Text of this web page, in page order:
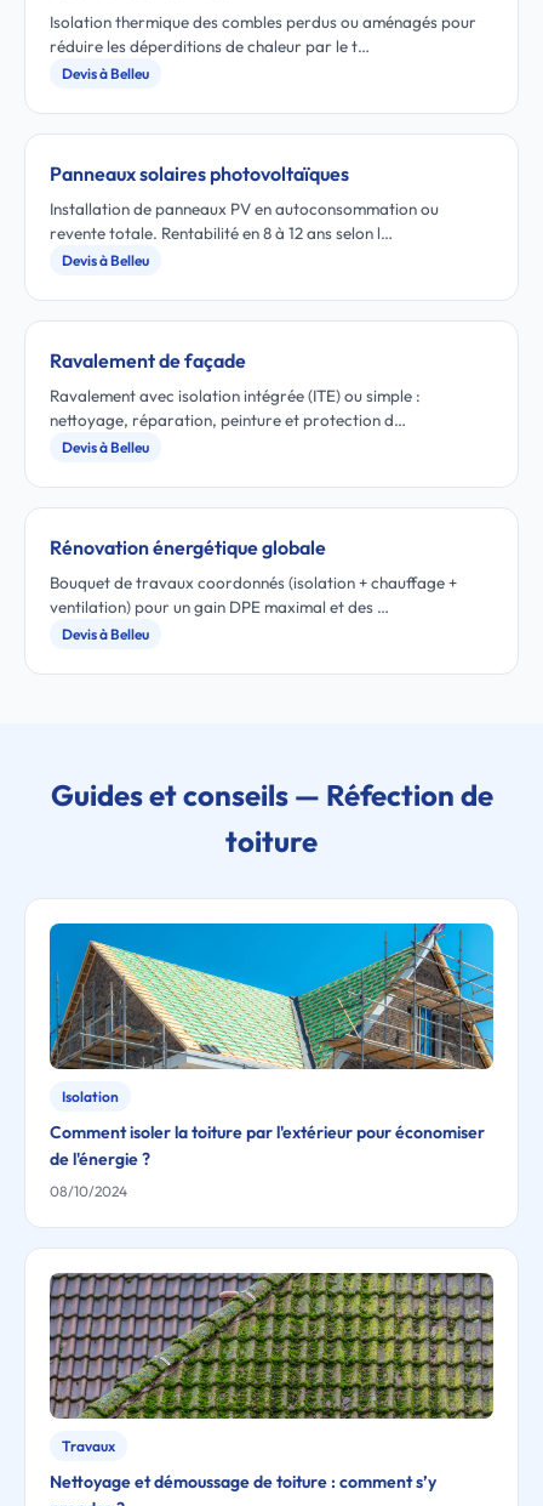
Isolation thermique des combles perdus ou aménagés pour
réduire les déperditions de chaleur par le t…
Devis à Belleu
Panneaux solaires photovoltaïques
Installation de panneaux PV en autoconsommation ou
revente totale. Rentabilité en 8 à 12 ans selon l…
Devis à Belleu
Ravalement de façade
Ravalement avec isolation intégrée (ITE) ou simple :
nettoyage, réparation, peinture et protection d…
Devis à Belleu
Rénovation énergétique globale
Bouquet de travaux coordonnés (isolation + chauffage +
ventilation) pour un gain DPE maximal et des …
Devis à Belleu
Guides et conseils — Réfection de
toiture
Isolation
Comment isoler la toiture par l'extérieur pour économiser
de l'énergie ?
08/10/2024
Travaux
Nettoyage et démoussage de toiture : comment s’y